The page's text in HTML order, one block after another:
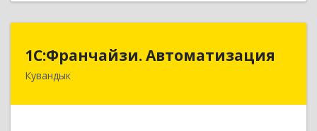
1С:Франчайзи. Автоматизация
Кувандык
1С:Франчайзи. Автоматизация
462220, Оренбургская обл, Кувандыкский р-н,